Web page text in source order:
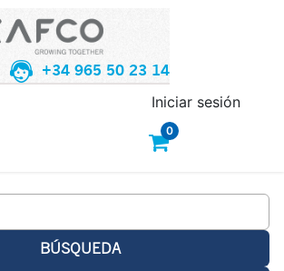
+34 965 50 23 14
0
Iniciar sesión
BÚSQUEDA